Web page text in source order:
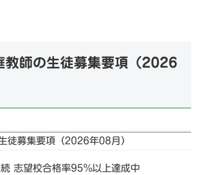
教師の生徒募集要項（2026
徒募集要項（2026年08月 ）
志望校合格率95%以上達成中